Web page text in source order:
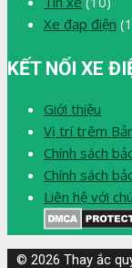
Xe đạp điện
KẾT NỐI XE
Giới thiệu
Vị trí trêm
Chính sách
Chính sách
Liên hệ với
© 2026 Thay ắc